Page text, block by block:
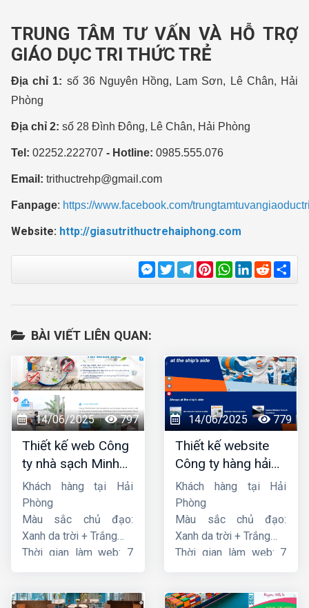
TRUNG TÂM TƯ VẤN VÀ HỖ TRỢ
GIÁO DỤC TRI THỨC TRẺ
Địa chỉ 1: số 36 Nguyên Hồng, Lam Sơn, Lê Chân, Hải
Phòng
Địa chỉ 2: số 28 Đình Đông, Lê Chân, Hải Phòng
Tel: 02252.222707 - Hotline: 0985.555.076
Email: trithuctrehp@gmail.com
Fanpage: https://www.facebook.com/
Website: http://giasutrithuctrehaiphong.com
Messenger
TwitterTelegram
Pinterest
WhatsApp
LinkedIn
Reddit
BÀI VIẾT LIÊN QUAN:
14/06/2025 797
Thiết kế web Công
ty nhà sạch Minh
Dương
Khách hàng tại Hải
Phòng
Màu sắc chủ đạo:
Xanh da trời + Trắng
Thời gian làm web: 7
14/06/2025 779
Thiết kế website
Công ty hàng hải
liên minh
Khách hàng tại Hải
Phòng
Màu sắc chủ đạo:
Xanh da trời + Trắng
Thời gian làm web: 7